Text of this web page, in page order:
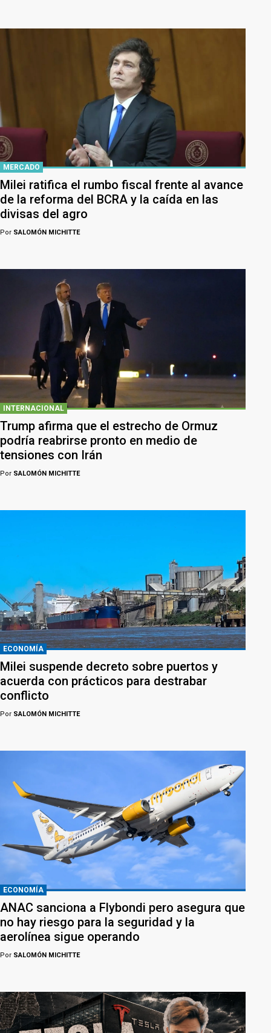
MERCADO
Milei ratifica el rumbo fiscal frente al avance
de la reforma del BCRA y la caída en las
divisas del agro
Por SALOMÓN MICHITTE
INTERNACIONAL
Trump afirma que el estrecho de Ormuz
podría reabrirse pronto en medio de
tensiones con Irán
Por SALOMÓN MICHITTE
ECONOMÍA
Milei suspende decreto sobre puertos y
acuerda con prácticos para destrabar
conflicto
Por SALOMÓN MICHITTE
ECONOMÍA
ANAC sanciona a Flybondi pero asegura que
no hay riesgo para la seguridad y la
aerolínea sigue operando
Por SALOMÓN MICHITTE